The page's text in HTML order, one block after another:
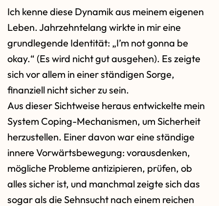
Ich kenne diese Dynamik aus meinem eigenen
Leben. Jahrzehntelang wirkte in mir eine
grundlegende Identität: „I’m not gonna be
okay.“ (Es wird nicht gut ausgehen). Es zeigte
sich vor allem in einer ständigen Sorge,
finanziell nicht sicher zu sein.
Aus dieser Sichtweise heraus entwickelte mein
System Coping-Mechanismen, um Sicherheit
herzustellen. Einer davon war eine ständige
innere Vorwärtsbewegung: vorausdenken,
mögliche Probleme antizipieren, prüfen, ob
alles sicher ist, und manchmal zeigte sich das
sogar als die Sehnsucht nach einem reichen